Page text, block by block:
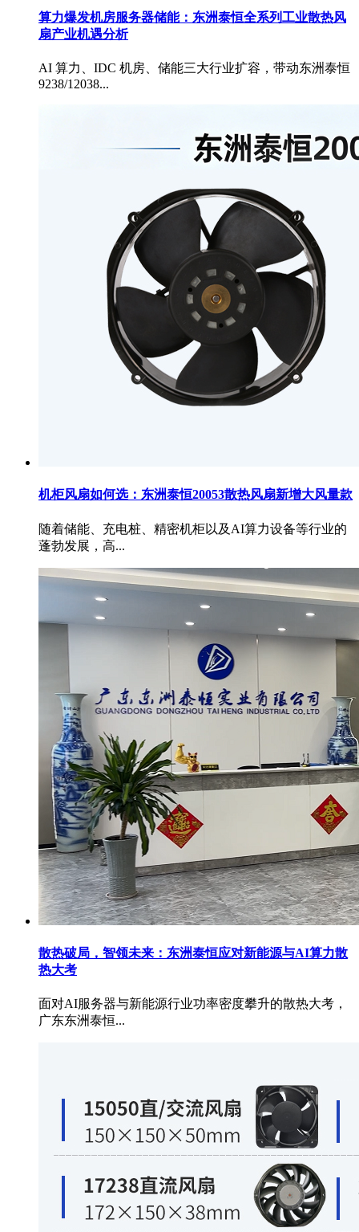
算力爆发机房服务器储能：东洲泰恒全系列工业散热风
扇产业机遇分析
AI 算力、IDC 机房、储能三大行业扩容，带动东洲泰恒
9238/12038...
机柜风扇如何选：东洲泰恒20053散热风扇新增大风量款
随着储能、充电桩、精密机柜以及AI算力设备等行业的
蓬勃发展，高...
散热破局，智领未来：东洲泰恒应对新能源与AI算力散
热大考
面对AI服务器与新能源行业功率密度攀升的散热大考，
广东东洲泰恒...